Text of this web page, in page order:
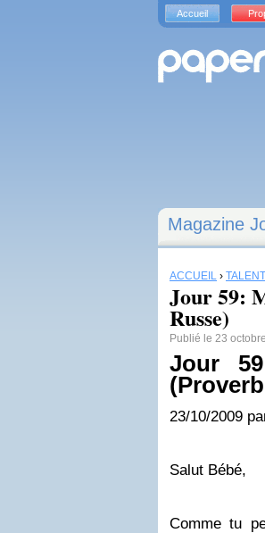
Magazine
ACCUEIL ›
Jour 59:
Russe)
Publié le 23
Jour
23/10/2009
Salut Bébé,
Comme tu
Accueil